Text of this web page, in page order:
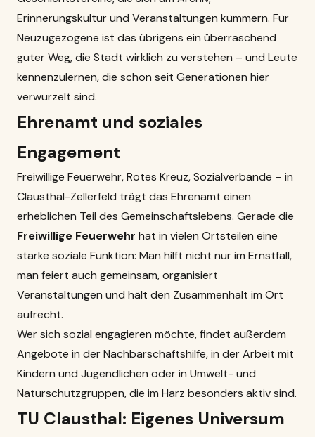
Erinnerungskultur und Veranstaltungen kümmern. Für
Neuzugezogene ist das übrigens ein überraschend
guter Weg, die Stadt wirklich zu verstehen – und Leute
kennenzulernen, die schon seit Generationen hier
verwurzelt sind.
Ehrenamt und soziales
Engagement
Freiwillige Feuerwehr, Rotes Kreuz, Sozialverbände – in
Clausthal-Zellerfeld trägt das Ehrenamt einen
erheblichen Teil des Gemeinschaftslebens. Gerade die
Freiwillige Feuerwehr hat in vielen Ortsteilen eine
starke soziale Funktion: Man hilft nicht nur im Ernstfall,
man feiert auch gemeinsam, organisiert
Veranstaltungen und hält den Zusammenhalt im Ort
aufrecht.
Wer sich sozial engagieren möchte, findet außerdem
Angebote in der Nachbarschaftshilfe, in der Arbeit mit
Kindern und Jugendlichen oder in Umwelt- und
Naturschutzgruppen, die im Harz besonders aktiv sind.
TU Clausthal: Eigenes Universum